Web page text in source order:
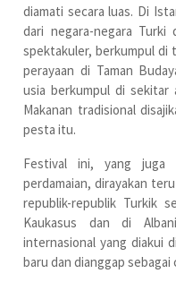
diamati secara luas. Di
dari negara-negara Turki
spektakuler, berkumpul di
perayaan di Taman
usia berkumpul di sekitar
Makanan tradisional
pesta itu.
Festival ini, yang juga
perdamaian, dirayakan
republik-republik Turkik
Kaukasus dan di
internasional yang diakui
baru dan dianggap sebagai